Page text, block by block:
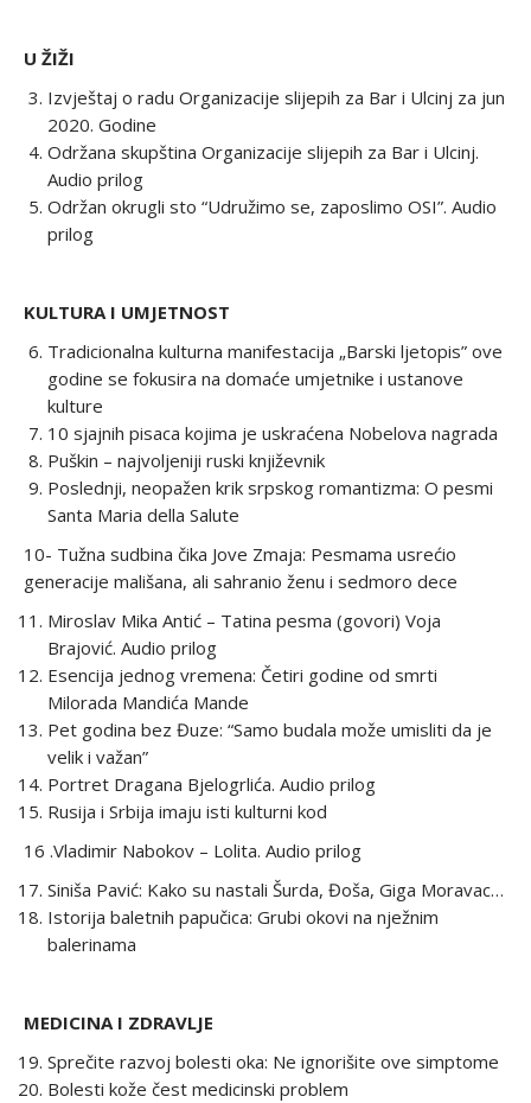
U ŽIŽI
Izvještaj o radu Organizacije slijepih za Bar i Ulcinj za jun
2020. Godine
Održana skupština Organizacije slijepih za Bar i Ulcinj.
Audio prilog
Održan okrugli sto “Udružimo se, zaposlimo OSI”. Audio
prilog
KULTURA I UMJETNOST
Tradicionalna kulturna manifestacija „Barski ljetopis” ove
godine se fokusira na domaće umjetnike i ustanove
kulture
10 sjajnih pisaca kojima je uskraćena Nobelova nagrada
Puškin – najvoljeniji ruski književnik
Poslednji, neopažen krik srpskog romantizma: O pesmi
Santa Maria della Salute
10- Tužna sudbina čika Jove Zmaja: Pesmama usrećio
generacije mališana, ali sahranio ženu i sedmoro dece
Miroslav Mika Antić – Tatina pesma (govori) Voja
Brajović. Audio prilog
Esencija jednog vremena: Četiri godine od smrti
Milorada Mandića Mande
Pet godina bez Đuze: “Samo budala može umisliti da je
velik i važan”
Portret Dragana Bjelogrlića. Audio prilog
Rusija i Srbija imaju isti kulturni kod
16 .Vladimir Nabokov – Lolita. Audio prilog
Siniša Pavić: Kako su nastali Šurda, Đoša, Giga Moravac…
Istorija baletnih papučica: Grubi okovi na nježnim
balerinama
MEDICINA I ZDRAVLJE
Sprečite razvoj bolesti oka: Ne ignorišite ove simptome
Bolesti kože čest medicinski problem